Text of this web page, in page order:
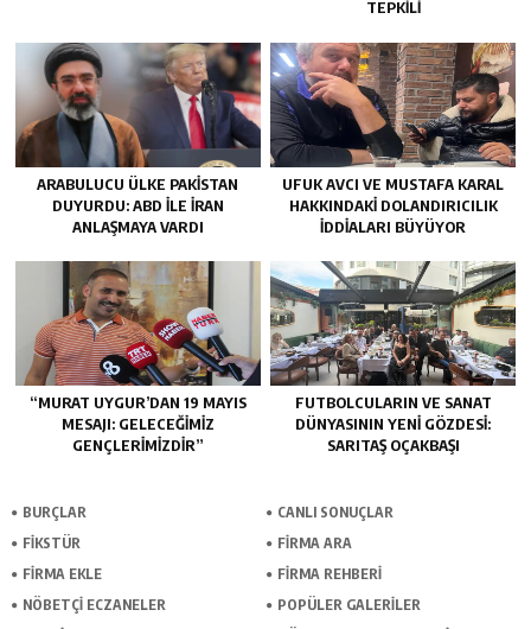
TEPKILI
ARABULUCU ÜLKE PAKISTAN
DUYURDU: ABD ILE İRAN
ANLAŞMAYA VARDI
UFUK AVCI VE MUSTAFA KARAL
HAKKINDAKI DOLANDIRICILIK
İDDIALARI BÜYÜYOR
“MURAT UYGUR’DAN 19 MAYIS
MESAJI: GELECEĞIMIZ
GENÇLERIMIZDIR”
FUTBOLCULARIN VE SANAT
DÜNYASININ YENI GÖZDESI:
SARITAŞ OÇAKBAŞI
BURÇLAR
CANLI SONUÇLAR
FİKSTÜR
FİRMA ARA
FİRMA EKLE
FİRMA REHBERİ
NÖBETÇİ ECZANELER
POPÜLER GALERİLER